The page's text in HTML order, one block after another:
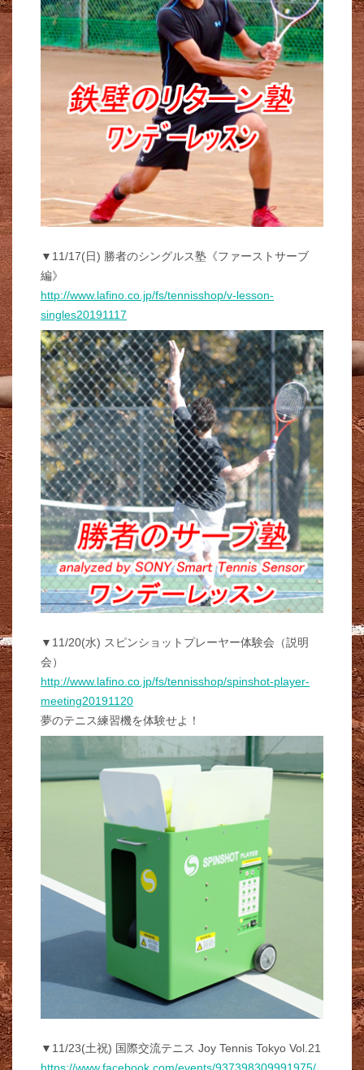
▼11/17(日) 勝者のシングルス塾《ファーストサーブ
編》
http://www.lafino.co.jp/fs/tennisshop/v-lesson-
singles20191117
▼11/20(水) スピンショットプレーヤー体験会（説明
会）
http://www.lafino.co.jp/fs/tennisshop/spinshot-player-
meeting20191120
夢のテニス練習機を体験せよ！
▼11/23(土祝) 国際交流テニス Joy Tennis Tokyo Vol.21
https://www.facebook.com/events/937398309991975/